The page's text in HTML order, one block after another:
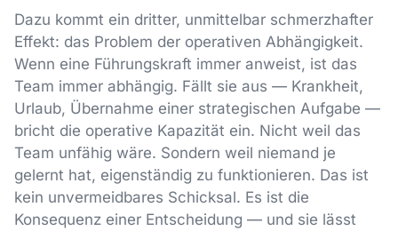
Dazu kommt ein dritter, unmittelbar schmerzhafter
Effekt: das Problem der operativen Abhängigkeit.
Wenn eine Führungskraft immer anweist, ist das
Team immer abhängig. Fällt sie aus — Krankheit,
Urlaub, Übernahme einer strategischen Aufgabe —
bricht die operative Kapazität ein. Nicht weil das
Team unfähig wäre. Sondern weil niemand je
gelernt hat, eigenständig zu funktionieren. Das ist
kein unvermeidbares Schicksal. Es ist die
Konsequenz einer Entscheidung — und sie lässt